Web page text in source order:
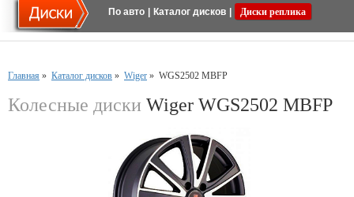
По авто Каталог дисков Диски реплика
Главная » Каталог дисков » Wiger » WGS2502 MBFP
Колесные диски Wiger WGS2502 MBFP